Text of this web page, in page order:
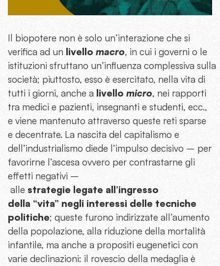
Il biopotere non è solo un’interazione che si
verifica ad un livello macro, in cui i governi o le
istituzioni sfruttano un’influenza complessiva sulla
società; piuttosto, esso è esercitato, nella vita di
tutti i giorni, anche a livello micro, nei rapporti
tra medici e pazienti, insegnanti e studenti, ecc.,
e viene mantenuto attraverso queste reti sparse
e decentrate. La nascita del capitalismo e
dell’industrialismo diede l’impulso decisivo – per
favorirne l’ascesa ovvero per contrastarne gli
effetti negativi –
alle strategie legate all’ingresso
della “vita” negli interessi delle tecniche
politiche; queste furono indirizzate all’aumento
della popolazione, alla riduzione della mortalità
infantile, ma anche a propositi eugenetici con
varie declinazioni: il rovescio della medaglia è